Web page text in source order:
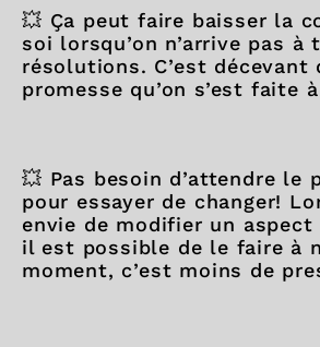
💥 Ça peut faire baisser la
soi lorsqu’on n’arrive pas à
résolutions. C’est décevant
promesse qu’on s’est faite
💥 Pas besoin d’attendre le
pour essayer de changer!
envie de modifier un aspect
il est possible de le faire à
moment, c’est moins de